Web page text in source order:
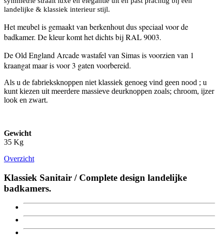
landelijke & klassiek interieur stijl.
Het meubel is gemaakt van berkenhout dus speciaal voor de
badkamer. De kleur komt het dichts bij RAL 9003.
De Old England Arcade wastafel van Simas is voorzien van 1
kraangat maar is voor 3 gaten voorbereid.
Als u de fabrieksknoppen niet klassiek genoeg vind geen nood ; u
kunt kiezen uit meerdere massieve deurknoppen zoals; chroom, ijzer
look en zwart.
Gewicht
35 Kg
Overzicht
Klassiek Sanitair / Complete design landelijke
badkamers.